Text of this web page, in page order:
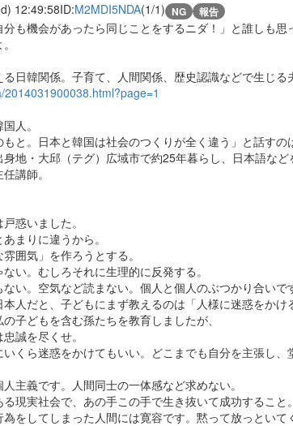
12:49:58ID:M2MDI5NDA(1/1) NG 報告
も機会があったら同じことをするニダ！」と誰しも
日韓関係。子育て、人間関係、歴史認識などで生じる
人。
と。日本と韓国は社会のつくりが全く違う」と話すの
地・大邱（テグ）広域市で約25年暮らし、日本語な
講師。
惑いました。
まりに違うから。
囲気」を作ろうとする。
い。むしろそれに生理的に反発する。
い。空気など読まない。個人と個人のぶつかり合いで
人だと、子どもにまず教えるのは「人様に迷惑をかけ
子どもを含む孫たちを教育しましたが、
誠を尽くせ。
くら迷惑をかけてもいい。どこまでも自分を主張し
主義です。人間同士の一体感など求めない。
現実社会で、あの手この手で生き抜いて成功すること
をしてしまった人間には寛容です。黙って放っといて